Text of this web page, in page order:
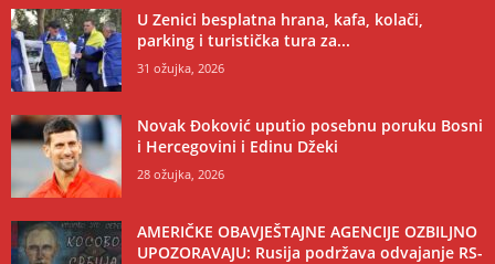
U Zenici besplatna hrana, kafa, kolači,
parking i turistička tura za...
31 ožujka, 2026
Novak Đoković uputio posebnu poruku Bosni
i Hercegovini i Edinu Džeki
28 ožujka, 2026
AMERIČKE OBAVJEŠTAJNE AGENCIJE OZBILJNO
UPOZORAVAJU: Rusija podržava odvajanje RS-